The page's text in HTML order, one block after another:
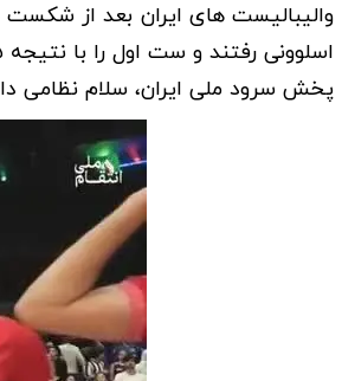
پخش سرود ملی ایران، سلام نظامی